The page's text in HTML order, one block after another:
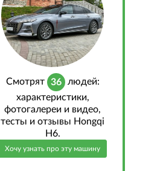
Cмотрят 36 людей:
характеристики,
фотогалереи и видео,
тесты и отзывы Hongqi
H6.
Хочу узнать про эту машину